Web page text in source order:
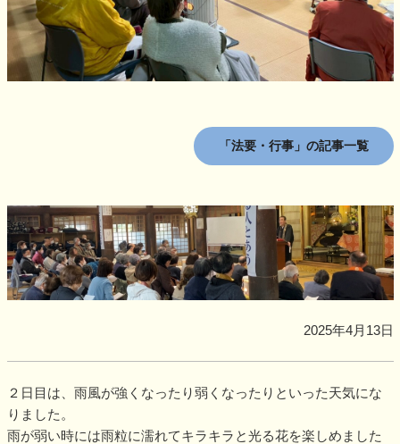
「法要・行事」の記事一覧
2025年4月13日
２日目は、雨風が強くなったり弱くなったりといった天気にな
りました。
雨が弱い時には雨粒に濡れてキラキラと光る花を楽しめました